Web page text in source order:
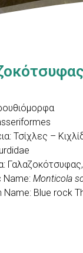
Τσίχλες –
Name: Monticola
Name: Blue rock